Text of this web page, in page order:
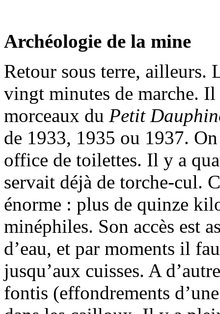
Archéologie de la mine
Retour sous terre, ailleurs.
vingt minutes de marche. Il
morceaux du Petit
de 1933, 1935 ou 1937.
office de toilettes. Il y a
servait déjà de torche-cul.
énorme : plus de quinze
minéphiles. Son accès est
d’eau, et par moments il
jusqu’aux cuisses. A
fontis (effondrements